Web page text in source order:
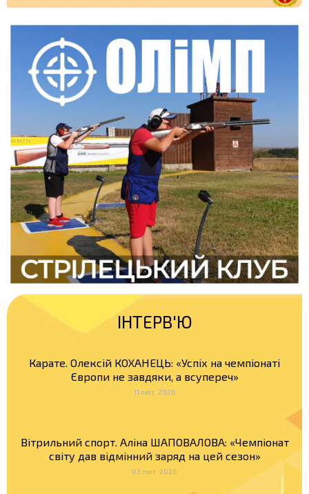
ІНТЕРВ'Ю
Карате. Олексій КОХАНЕЦЬ: «Успіх на чемпіонаті
Європи не завдяки, а всупереч»
11 лют. 2026
Вітрильний спорт. Аліна ШАПОВАЛОВА: «Чемпіонат
світу дав відмінний заряд на цей сезон»
03 лют. 2026